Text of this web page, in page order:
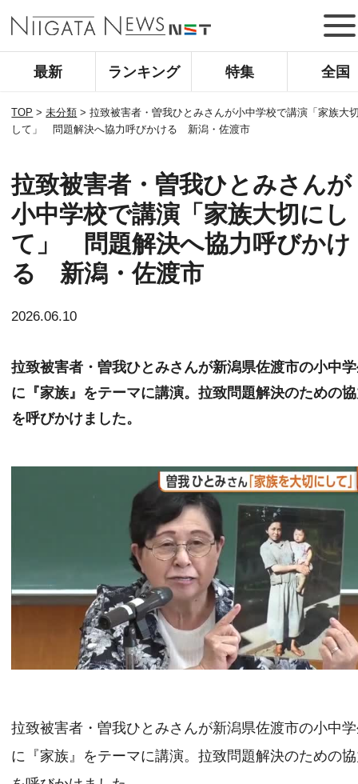
最新 ランキング 特集 全国
TOP >未分類 >拉致被害者・曽我ひとみさんが小中学校で講演「家族大
して」 問題解決へ協力呼びかける 新潟・佐渡市
拉致被害者・曽我ひとみさんが
小中学校で講演「家族大切にし
て」 問題解決へ協力呼びかけ
る 新潟・佐渡市
2026.06.10
拉致被害者・曽我ひとみさんが新潟県佐渡市の小中
に『家族』をテーマに講演。拉致問題解決のための
を呼びかけました。
拉致被害者・曽我ひとみさんが新潟県佐渡市の小中
に『家族』をテーマに講演。拉致問題解決のための